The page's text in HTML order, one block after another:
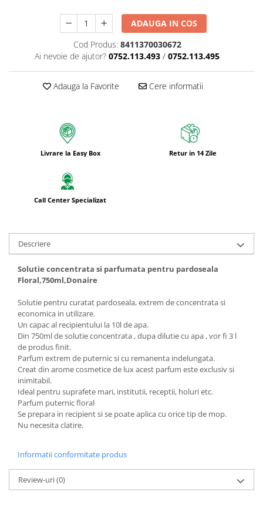
ADAUGA IN COS
Cod Produs: 8411370030672
Ai nevoie de ajutor? 0752.113.493 / 0752.113.495
Adauga la Favorite Cere informatii
Livrare la Easy Box Retur in 14 Zile
Call Center Specializat
Descriere
Solutie concentrata si parfumata pentru pardoseala
Floral,750ml,Donaire
Solutie pentru curatat pardoseala, extrem de concentrata si
economica in utilizare.
Un capac al recipientului la 10l de apa.
Din 750ml de solutie concentrata , dupa dilutie cu apa , vor fi 3 l
de produs finit.
Parfum extrem de puternic si cu remanenta indelungata.
Creat din arome cosmetice de lux acest parfum este exclusiv si
inimitabil.
Ideal pentru suprafete mari, institutii, receptii, holuri etc.
Parfum puternic floral
Se prepara in recipient si se poate aplica cu orice tip de mop.
Nu necesita clatire.
Informatii conformitate produs
Review-uri(0)